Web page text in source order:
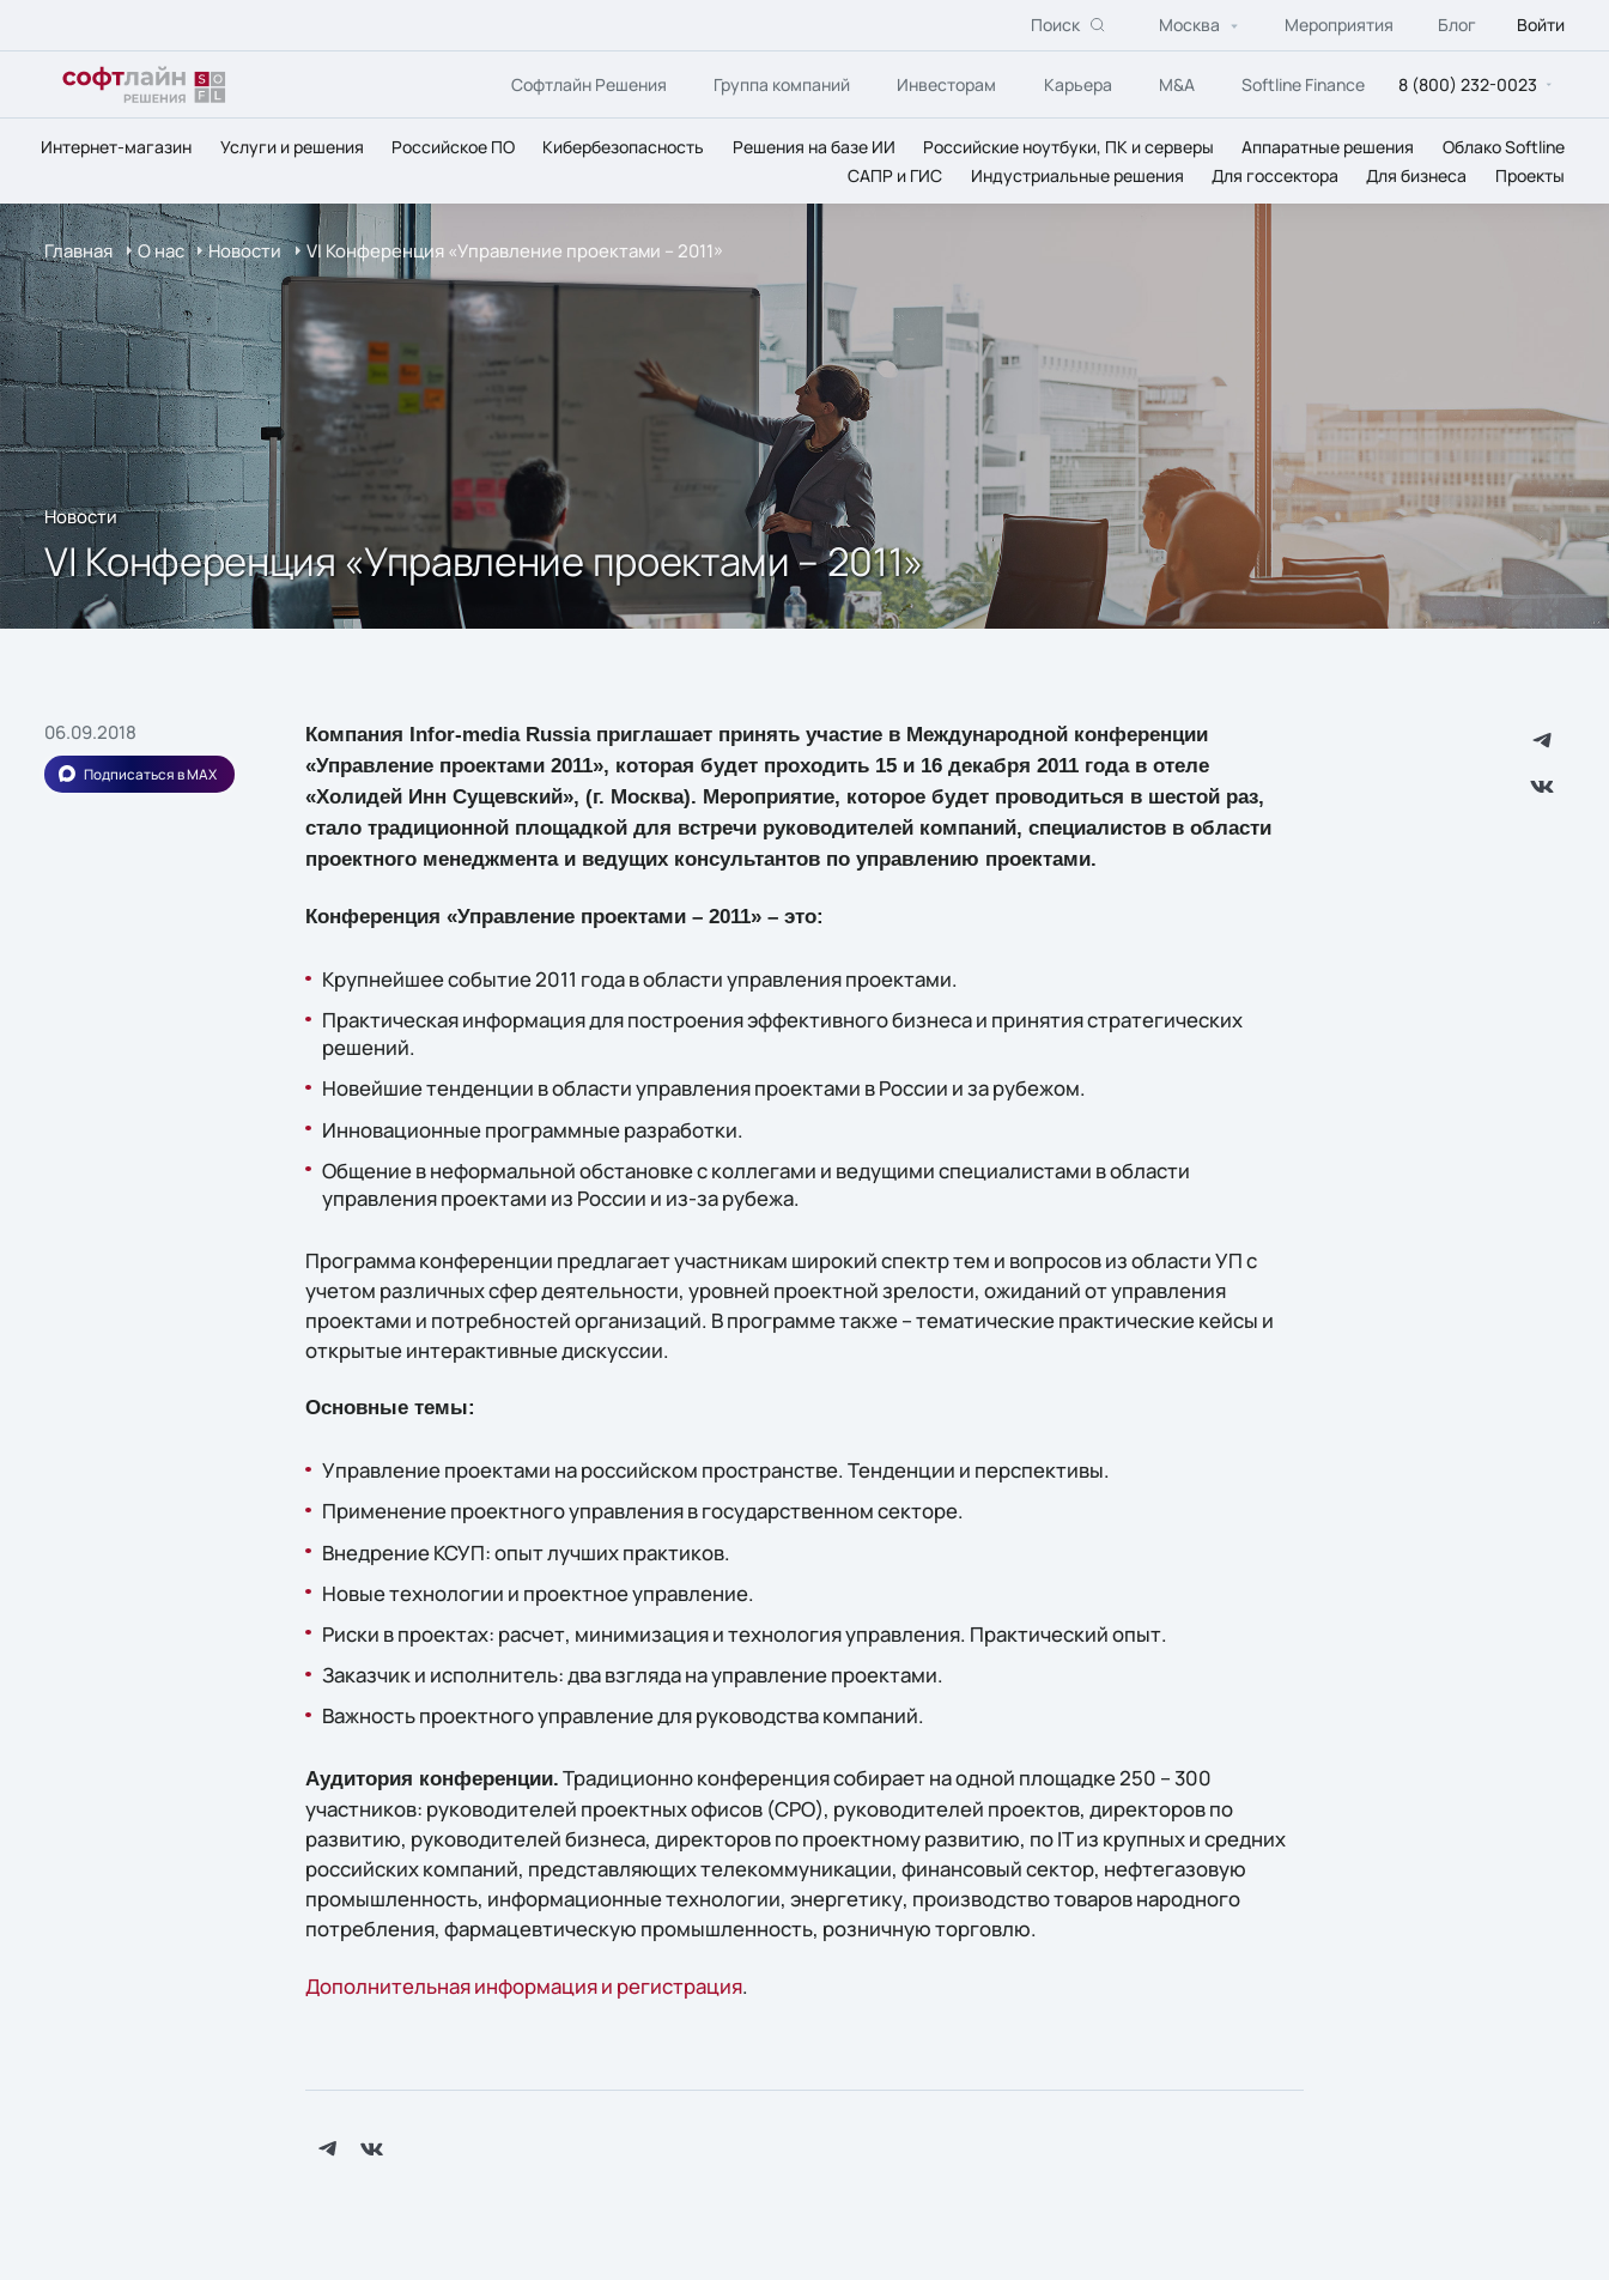
Поиск Москва Мероприятия Блог Войти
Софтлайн Решения Группа компаний Инвесторам Карьера M&A Softline Finance 8 (800) 232-0023
Интернет-магазин Услуги и решения Российское ПО Кибербезопасность Решения на базе ИИ Российские ноутбуки, ПК и серверы Аппаратные решения
Облако Softline
САПР и ГИС
Индустриальные решения Для госсектора Для бизнеса Проекты
Главная О нас Новости VI Конференция «Управление проектами – 2011»
Новости
VI Конференция «Управление проектами – 2011»
06.09.2018
Подписаться в MAX
Компания Infor-media Russia приглашает принять участие в Международной конференции
«Управление проектами 2011», которая будет проходить 15 и 16 декабря 2011 года в отеле
«Холидей Инн Сущевский», (г. Москва). Мероприятие, которое будет проводиться в шестой раз,
стало традиционной площадкой для встречи руководителей компаний, специалистов в области
проектного менеджмента и ведущих консультантов по управлению проектами.
Конференция «Управление проектами – 2011» – это:
Крупнейшее событие 2011 года в области управления проектами.
Практическая информация для построения эффективного бизнеса и принятия стратегических
решений.
Новейшие тенденции в области управления проектами в России и за рубежом.
Инновационные программные разработки.
Общение в неформальной обстановке с коллегами и ведущими специалистами в области
управления проектами из России и из-за рубежа.
Программа конференции предлагает участникам широкий спектр тем и вопросов из области УП с
учетом различных сфер деятельности, уровней проектной зрелости, ожиданий от управления
проектами и потребностей организаций. В программе также – тематические практические кейсы и
открытые интерактивные дискуссии.
Основные темы:
Управление проектами на российском пространстве. Тенденции и перспективы.
Применение проектного управления в государственном секторе.
Внедрение КСУП: опыт лучших практиков.
Новые технологии и проектное управление.
Риски в проектах: расчет, минимизация и технология управления. Практический опыт.
Заказчик и исполнитель: два взгляда на управление проектами.
Важность проектного управление для руководства компаний.
Аудитория конференции. Традиционно конференция собирает на одной площадке 250 – 300
участников: руководителей проектных офисов (СРО), руководителей проектов, директоров по
развитию, руководителей бизнеса, директоров по проектному развитию, по IT из крупных и средних
российских компаний, представляющих телекоммуникации, финансовый сектор, нефтегазовую
промышленность, информационные технологии, энергетику, производство товаров народного
потребления, фармацевтическую промышленность, розничную торговлю.
Дополнительная информация и регистрация.